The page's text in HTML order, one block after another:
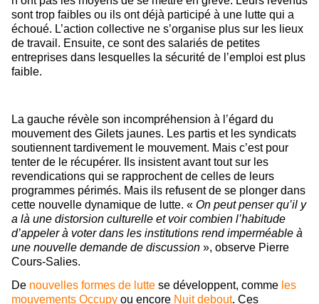
sont trop faibles ou ils ont déjà participé à une lutte qui a
échoué. L’action collective ne s’organise plus sur les lieux
de travail. Ensuite, ce sont des salariés de petites
entreprises dans lesquelles la sécurité de l’emploi est plus
faible.
La gauche révèle son incompréhension à l’égard du
mouvement des Gilets jaunes. Les partis et les syndicats
soutiennent tardivement le mouvement. Mais c’est pour
tenter de le récupérer. Ils insistent avant tout sur les
revendications qui se rapprochent de celles de leurs
programmes périmés. Mais ils refusent de se plonger dans
cette nouvelle dynamique de lutte. « On peut penser qu’il y
a là une distorsion culturelle et voir combien l’habitude
d’appeler à voter dans les institutions rend imperméable à
une nouvelle demande de discussion », observe Pierre
Cours-Salies.
De nouvelles formes de lutte se développent, comme les
mouvements Occupy ou encore Nuit debout. Ces